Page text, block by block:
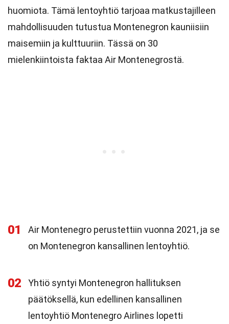
huomiota. Tämä lentoyhtiö tarjoaa matkustajilleen
mahdollisuuden tutustua Montenegron kauniisiin
maisemiin ja kulttuuriin. Tässä on 30
mielenkiintoista faktaa Air Montenegrostä.
01
Air Montenegro perustettiin vuonna 2021, ja se
on Montenegron kansallinen lentoyhtiö.
02
Yhtiö syntyi Montenegron hallituksen
päätöksellä, kun edellinen kansallinen
lentoyhtiö Montenegro Airlines lopetti